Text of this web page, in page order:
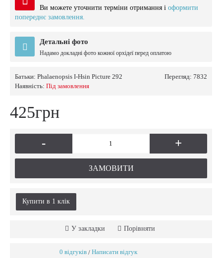
Ви можете уточнити терміни отримання і оформити
попереднє замовлення.
Детальні фото
Надамо докладні фото кожної орхідеї перед оплатою
Перегляд: 7832
Батьки: Phalaenopsis I-Hsin Picture 292
Наявність: Пiд замовлення
425грн
- +
ЗАМОВИТИ
Купити в 1 клiк
У закладки Порівняти
0 відгуків / Написати відгук